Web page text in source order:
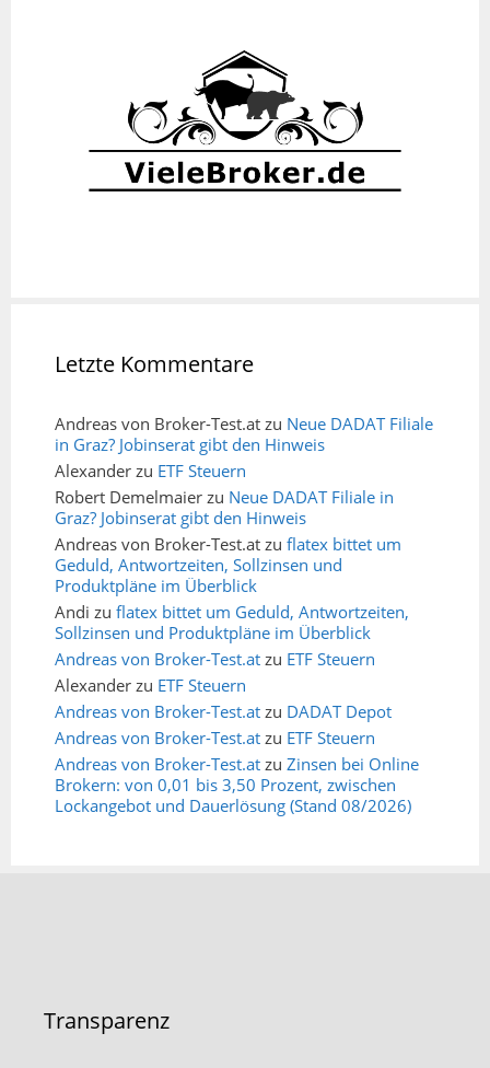
Letzte Kommentare
Andreas von Broker-Test.at zu Neue DADAT Filiale
in Graz? Jobinserat gibt den Hinweis
Alexander zu ETF Steuern
Robert Demelmaier zu Neue DADAT Filiale in
Graz? Jobinserat gibt den Hinweis
Andreas von Broker-Test.at zu flatex bittet um
Geduld, Antwortzeiten, Sollzinsen und
Produktpläne im Überblick
Andi zu flatex bittet um Geduld, Antwortzeiten,
Sollzinsen und Produktpläne im Überblick
Andreas von Broker-Test.at zu ETF Steuern
Alexander zu ETF Steuern
Andreas von Broker-Test.at zu DADAT Depot
Andreas von Broker-Test.at zu ETF Steuern
Andreas von Broker-Test.at zu Zinsen bei Online
Brokern: von 0,01 bis 3,50 Prozent, zwischen
Lockangebot und Dauerlösung (Stand 08/2026)
Transparenz